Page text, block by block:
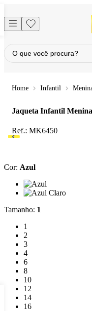
Infantil
Jaqueta Infantil
Ref.: MK6450
Cor: Azul
Cor: Azul
Cor: Azul Claro
Tamanho: 1
Tamanho: 1
1
Tamanho: 2
2
Tamanho: 3
3
Tamanho: 4
4
Tamanho: 6
6
Tamanho: 8
8
Tamanho: 10
10
Tamanho: 12
12
Tamanho: 14
14
Tamanho: 16
16